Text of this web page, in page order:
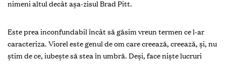
nimeni altul decât aşa-zisul Brad Pitt.
Este prea inconfundabil încât să găsim vreun termen ce l-ar
caracteriza. Viorel este genul de om care creează, creează, şi, nu
ştim de ce, iubeşte să stea în umbră. Deşi, face nişte lucruri